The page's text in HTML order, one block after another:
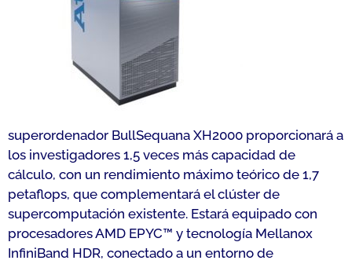
superordenador BullSequana XH2000 proporcionará a
los investigadores 1,5 veces más capacidad de
cálculo, con un rendimiento máximo teórico de 1,7
petaflops, que complementará el clúster de
supercomputación existente. Estará equipado con
procesadores AMD EPYC™ y tecnología Mellanox
InfiniBand HDR, conectado a un entorno de